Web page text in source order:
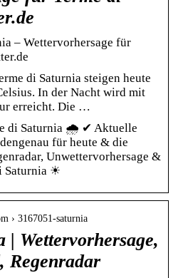
– Wettervorhersage für
di Saturnia steigen heute
In der Nacht wird mit
erreicht. Die …
di Saturnia 🌧️ ✔ Aktuelle
für heute & die
Unwettervorhersage &
Saturnia ☀
› 3167051-saturnia
| Wettervorhersage,
Regenradar